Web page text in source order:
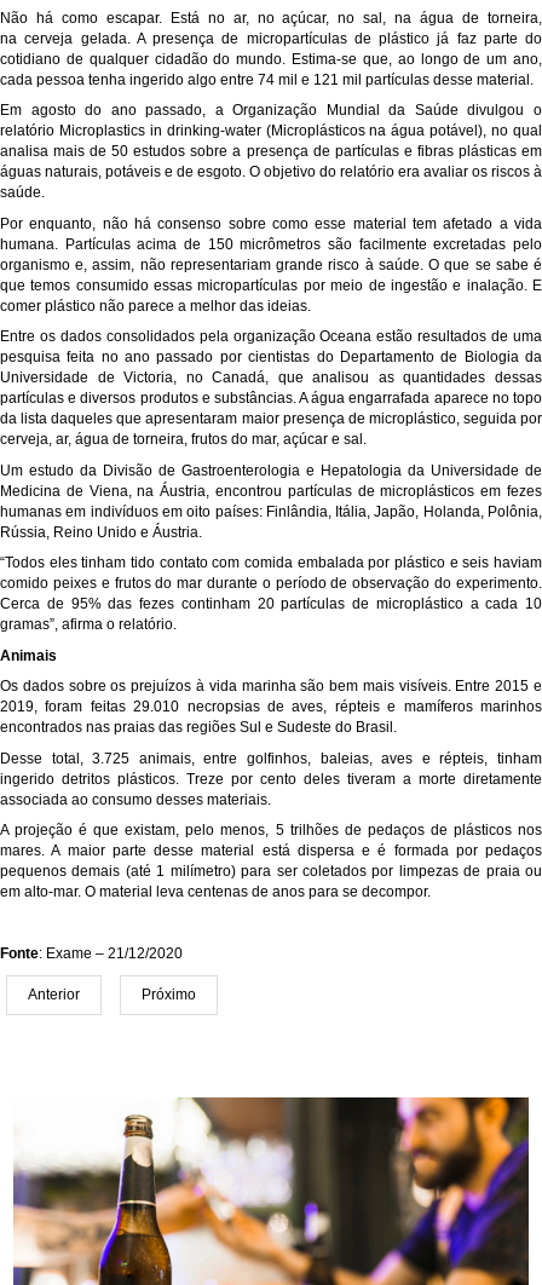
Não há como escapar. Está no ar, no açúcar, no sal, na água de torneira,
na cerveja gelada. A presença de micropartículas de plástico já faz parte do
cotidiano de qualquer cidadão do mundo. Estima-se que, ao longo de um ano,
cada pessoa tenha ingerido algo entre 74 mil e 121 mil partículas desse material.
Em agosto do ano passado, a Organização Mundial da Saúde divulgou o
relatório Microplastics in drinking-water (Microplásticos na água potável), no qual
analisa mais de 50 estudos sobre a presença de partículas e fibras plásticas em
águas naturais, potáveis e de esgoto. O objetivo do relatório era avaliar os riscos à
saúde.
Por enquanto, não há consenso sobre como esse material tem afetado a vida
humana. Partículas acima de 150 micrômetros são facilmente excretadas pelo
organismo e, assim, não representariam grande risco à saúde. O que se sabe é
que temos consumido essas micropartículas por meio de ingestão e inalação. E
comer plástico não parece a melhor das ideias.
Entre os dados consolidados pela organização Oceana estão resultados de uma
pesquisa feita no ano passado por cientistas do Departamento de Biologia da
Universidade de Victoria, no Canadá, que analisou as quantidades dessas
partículas e diversos produtos e substâncias. A água engarrafada aparece no topo
da lista daqueles que apresentaram maior presença de microplástico, seguida por
cerveja, ar, água de torneira, frutos do mar, açúcar e sal.
Um estudo da Divisão de Gastroenterologia e Hepatologia da Universidade de
Medicina de Viena, na Áustria, encontrou partículas de microplásticos em fezes
humanas em indivíduos em oito países: Finlândia, Itália, Japão, Holanda, Polônia,
Rússia, Reino Unido e Áustria.
“Todos eles tinham tido contato com comida embalada por plástico e seis haviam
comido peixes e frutos do mar durante o período de observação do experimento.
Cerca de 95% das fezes continham 20 partículas de microplástico a cada 10
gramas”, afirma o relatório.
Animais
Os dados sobre os prejuízos à vida marinha são bem mais visíveis. Entre 2015 e
2019, foram feitas 29.010 necropsias de aves, répteis e mamíferos marinhos
encontrados nas praias das regiões Sul e Sudeste do Brasil.
Desse total, 3.725 animais, entre golfinhos, baleias, aves e répteis, tinham
ingerido detritos plásticos. Treze por cento deles tiveram a morte diretamente
associada ao consumo desses materiais.
A projeção é que existam, pelo menos, 5 trilhões de pedaços de plásticos nos
mares. A maior parte desse material está dispersa e é formada por pedaços
pequenos demais (até 1 milímetro) para ser coletados por limpezas de praia ou
em alto-mar. O material leva centenas de anos para se decompor.
Fonte: Exame – 21/12/2020
Anterior Próximo